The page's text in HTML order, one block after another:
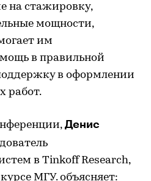
на стажировку,
мощности,
им
в правильной
в оформлении
работ.
Денис
в Tinkoff Research,
МГУ. объясняет: